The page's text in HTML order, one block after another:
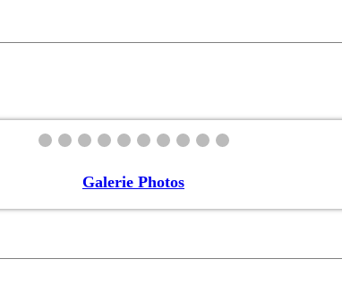
Galerie Photos